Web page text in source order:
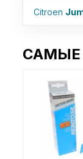
Citroen
САМЫЕ